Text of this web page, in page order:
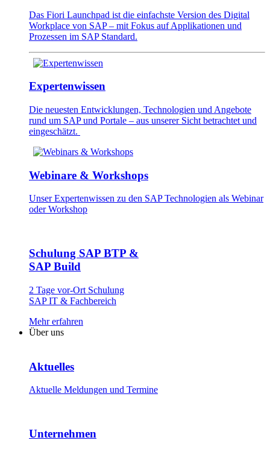
Das Fiori Launchpad ist die einfachste Version des Digital
Workplace von SAP – mit Fokus auf Applikationen und
Prozessen im SAP Standard.
Expertenwissen
Die neuesten Entwick­lungen, Technologien und Angebote
rund um SAP und Portale – aus unserer Sicht betrachtet und
eingeschätzt.
Webinare & Workshops
Unser Experten­wissen zu den SAP Technologien als Webinar
oder Workshop
Schulung SAP BTP &
SAP Build
2 Tage vor-Ort Schulung
SAP IT & Fachbereich
Mehr erfahren
Über uns
Aktuelles
Aktuelle Meldungen und Termine
Unternehmen